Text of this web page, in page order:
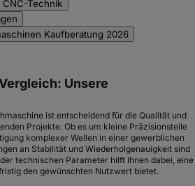
Technik
Kaufberatung 2026
Unsere
ist entscheidend für die Qualität und
Projekte. Ob es um kleine Präzisionsteile
komplexer Wellen in einer gewerblichen
an Stabilität und Wiederholgenauigkeit sind
technischen Parameter hilft Ihnen dabei, eine
den gewünschten Nutzwert bietet.